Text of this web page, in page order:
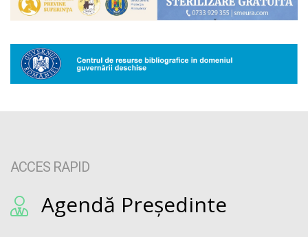
ACCES RAPID
Agendă Președinte